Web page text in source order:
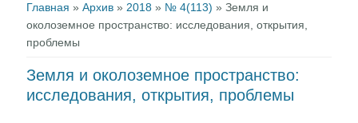
Главная »Архив » 2018 » № 4(113) » Земля и
околоземное пространство: исследования, открытия,
проблемы
Земля и околоземное пространство:
исследования, открытия, проблемы